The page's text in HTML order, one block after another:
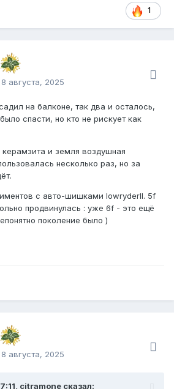
1
8 августа, 2025
на балконе, так два и осталось,
спасти, но кто не рискует как
и земля воздушная
несколько раз, но за
с авто-шишками lowryderII. 5f
продвинулась : уже 6f - это ещё
поколение было )
8 августа, 2025
citramone сказал: